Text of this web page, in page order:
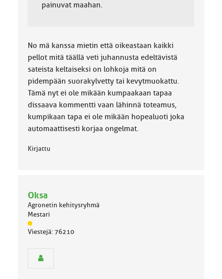
painuvat maahan.
No mä kanssa mietin että oikeastaan kaikki
pellot mitä täällä veti juhannusta edeltävistä
sateista keltaiseksi on lohkoja mitä on
pidempään suorakylvetty tai kevytmuokattu.
Tämä nyt ei ole mikään kumpaakaan tapaa
dissaava kommentti vaan lähinnä toteamus,
kumpikaan tapa ei ole mikään hopealuoti joka
automaattisesti korjaa ongelmat.
Kirjattu
Oksa
Agronetin kehitysryhmä
Mestari
J
ä
Viestejä: 76210